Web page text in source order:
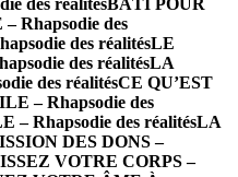
des réalitésBÂTI POUR
Rhapsodie des
des réalitésLE
des réalitésLA
des réalitésCE QU’EST
– Rhapsodie des
Rhapsodie des réalitésLA
DES DONS –
VOTRE CORPS –